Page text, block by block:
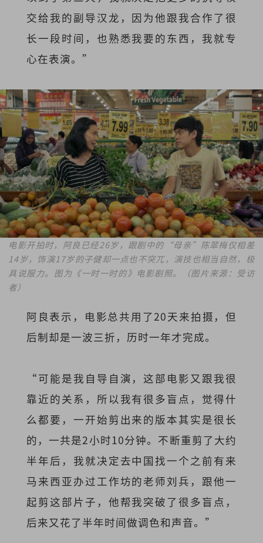
交给我的副导汉龙，因为他跟我合作了很
长一段时间，也熟悉我要的东西，我就专
心在表演。”
电影开拍时，阿良已经26岁，跟剧中的“母亲”陈翠梅仅相差
14岁，饰演17岁的子健却一点也不突兀，演技也相当自然，极
具说服力。图为《一时一时的》电影剧照。（图片来源：受访
者）
阿良表示，电影总共用了20天来拍摄，但
后制却是一波三折，历时一年才完成。
“可能是我自导自演，这部电影又跟我很
靠近的关系，所以我有很多盲点，觉得什
么都要，一开始剪出来的版本其实是很长
的，一共是2小时10分钟。不断重剪了大约
半年后，我就决定去中国找一个之前有来
马来西亚办过工作坊的老师刘兵，跟他一
起剪这部片子，他帮我突破了很多盲点，
后来又花了半年时间做调色和声音。”